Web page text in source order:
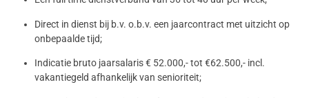
Direct in dienst bij b.v. o.b.v. een jaarcontract met uitzicht op
onbepaalde tijd;
Indicatie bruto jaarsalaris € 52.000,- tot €62.500,- incl.
vakantiegeld afhankelijk van senioriteit;